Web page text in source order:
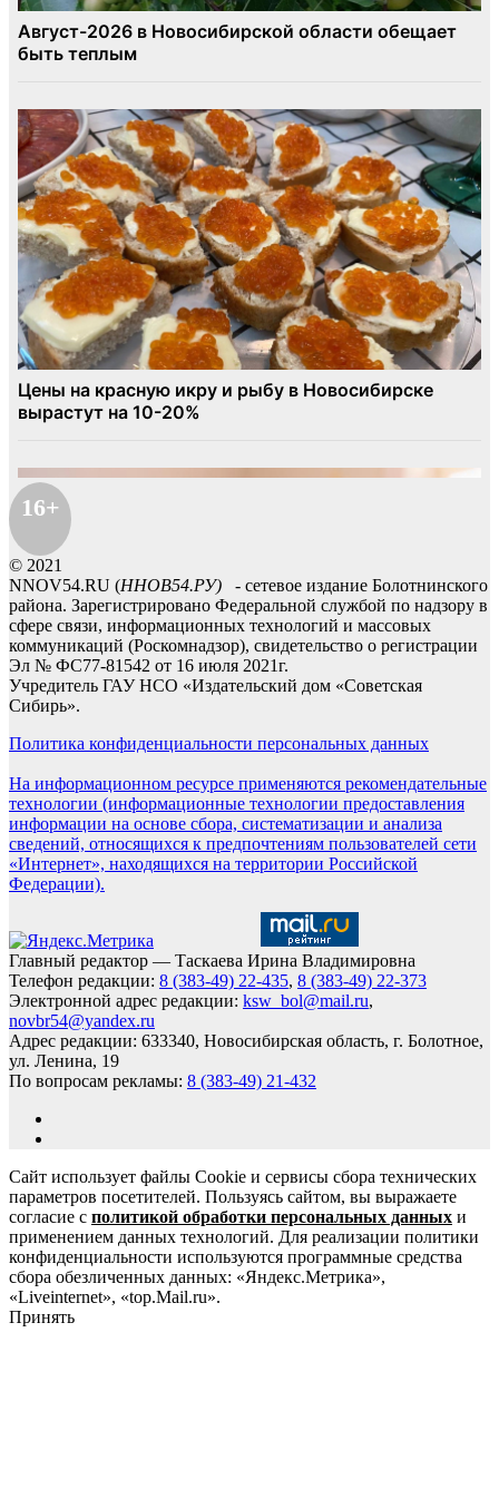
16+
© 2021
NNOV54.RU (ННОВ54.РУ) - сетевое издание Болотнинского
района. Зарегистрировано Федеральной службой по надзору в
сфере связи, информационных технологий и массовых
коммуникаций (Роскомнадзор), свидетельство о регистрации
Эл № ФС77-81542 от 16 июля 2021г.
Учредитель ГАУ НСО «Издательский дом «Советская
Сибирь».
Политика конфиденциальности персональных данных
На информационном ресурсе применяются рекомендательные
технологии (информационные технологии предоставления
информации на основе сбора, систематизации и анализа
сведений, относящихся к предпочтениям пользователей сети
«Интернет», находящихся на территории Российской
Федерации).
Главный редактор — Таскаева Ирина Владимировна
Телефон редакции: 8 (383-49) 22-435, 8 (383-49) 22-373
Электронной адрес редакции: ksw_bol@mail.ru,
novbr54@yandex.ru
Адрес редакции: 633340, Новосибирская область, г. Болотное,
ул. Ленина, 19
По вопросам рекламы: 8 (383-49) 21-432
Сайт использует файлы Cookie и сервисы сбора технических
параметров посетителей. Пользуясь сайтом, вы выражаете
согласие с политикой обработки персональных данных и
применением данных технологий. Для реализации политики
конфиденциальности используются программные средства
сбора обезличенных данных: «Яндекс.Метрика»,
«Liveinternet», «top.Mail.ru».
Принять